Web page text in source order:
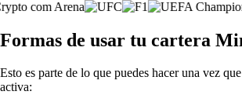
Formas de usar tu cartera
Esto es parte de lo que puedes hacer una vez
activa: